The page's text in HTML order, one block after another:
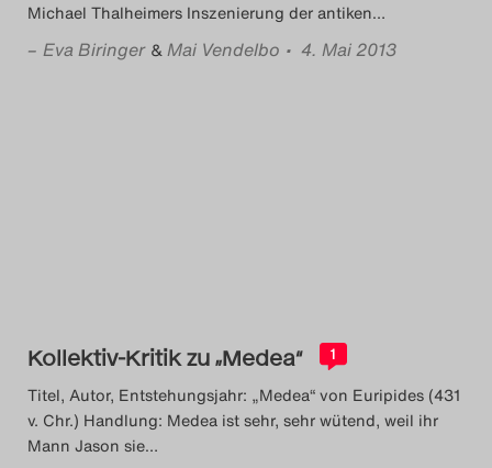
Das Theatertreffen-Blog
2021
2024
Das Theatertreffen-Blog
Michael Thalheimers Inszenierung der antiken…
– Eva Biringer &Mai Vendelbo • 4. Mai 2013
Kollektiv-Kritik zu „Medea“ 1
Titel, Autor, Entstehungsjahr: „Medea“ von Euripides (431
v. Chr.) Handlung: Medea ist sehr, sehr wütend, weil ihr
Mann Jason sie…